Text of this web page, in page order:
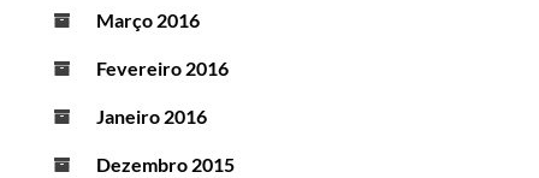
Março 2016
Fevereiro 2016
Janeiro 2016
Dezembro 2015